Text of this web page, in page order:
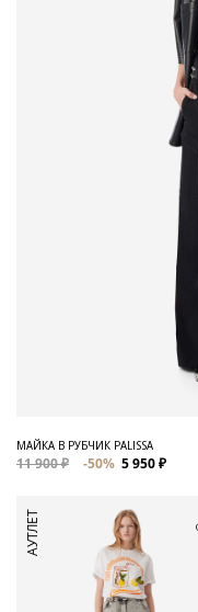
МАЙКА В РУБЧИК PALISSA
11 900 ₽ -50% 5 950 ₽
АУТЛЕТ